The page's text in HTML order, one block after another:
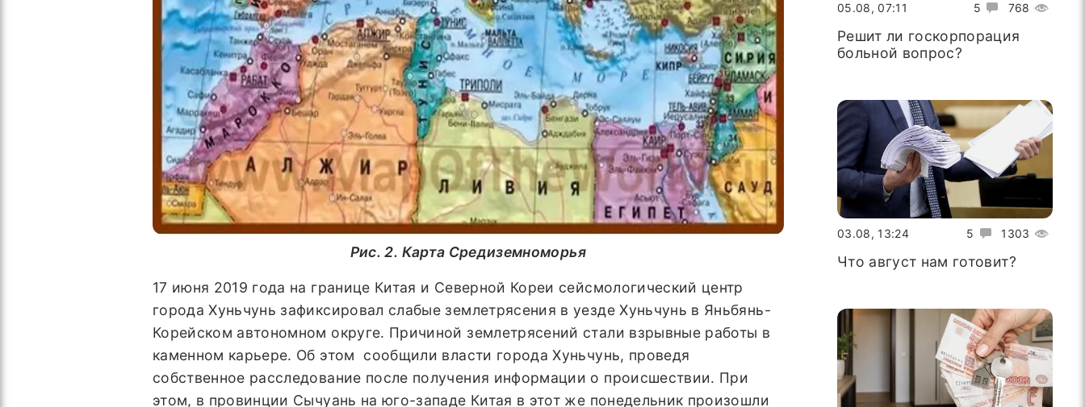
Рис. 2. Карта Средиземноморья
17 июня 2019 года на границе Китая и Северной Кореи сейсмологический центр
города Хуньчунь зафиксировал слабые землетрясения в уезде Хуньчунь в Яньбянь-
Корейском автономном округе. Причиной землетрясений стали взрывные работы в
каменном карьере. Об этом сообщили власти города Хуньчунь, проведя
собственное расследование после получения информации о происшествии. При
этом, в провинции Сычуань на юго-западе Китая в этот же понедельник произошли
5 768
05.08, 07:11
Решит ли госкорпорация
больной вопрос?
5 1303
03.08, 13:24
Что август нам готовит?